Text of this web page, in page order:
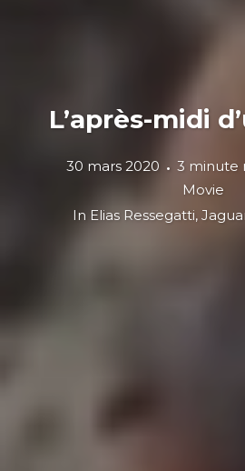
L’après-midi
30 mars 2020 3 minute
Movie
In Elias Ressegatti,